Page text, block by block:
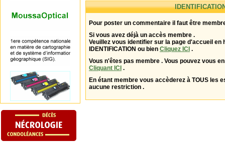
Pour poster un commentaire il faut être
Si vous avez déjà un accès membre .
Veuillez vous identifier sur la page d'accueil en
IDENTIFICATION ou bien Cliquez ICI .
Vous n'êtes pas membre . Vous pouvez vous
Cliquant ICI .
En étant membre vous accèderez à TOUS les
aucune restriction .